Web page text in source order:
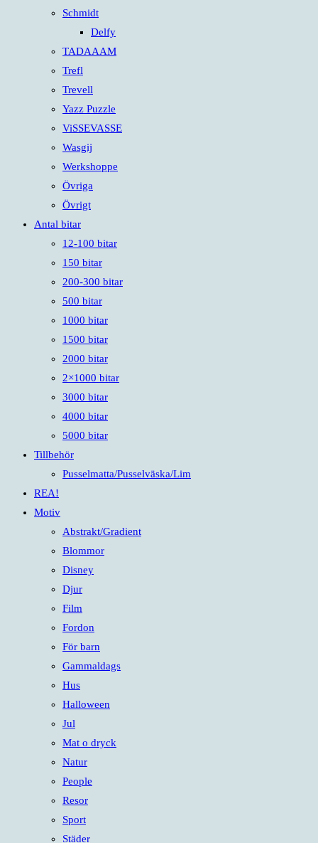
Schmidt
Delfy
TADAAAM
Trefl
Trevell
Yazz Puzzle
ViSSEVASSE
Wasgij
Werkshoppe
Övriga
Övrigt
Antal bitar
12-100 bitar
150 bitar
200-300 bitar
500 bitar
1000 bitar
1500 bitar
2000 bitar
2×1000 bitar
3000 bitar
4000 bitar
5000 bitar
Tillbehör
Pusselmatta/Pusselväska/Lim
REA!
Motiv
Abstrakt/Gradient
Blommor
Disney
Djur
Film
Fordon
För barn
Gammaldags
Hus
Halloween
Jul
Mat o dryck
Natur
People
Resor
Sport
Städer